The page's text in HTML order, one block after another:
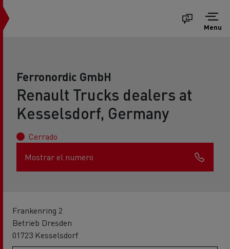
Menu
Ferronordic GmbH
Renault Trucks dealers at
Kesselsdorf, Germany
Cerrado
Mostrar el numero
Frankenring 2
Betrieb Dresden
01723 Kesselsdorf